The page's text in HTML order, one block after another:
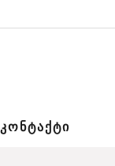
ᲙᲝᲜᲢᲐᲥᲢᲘ